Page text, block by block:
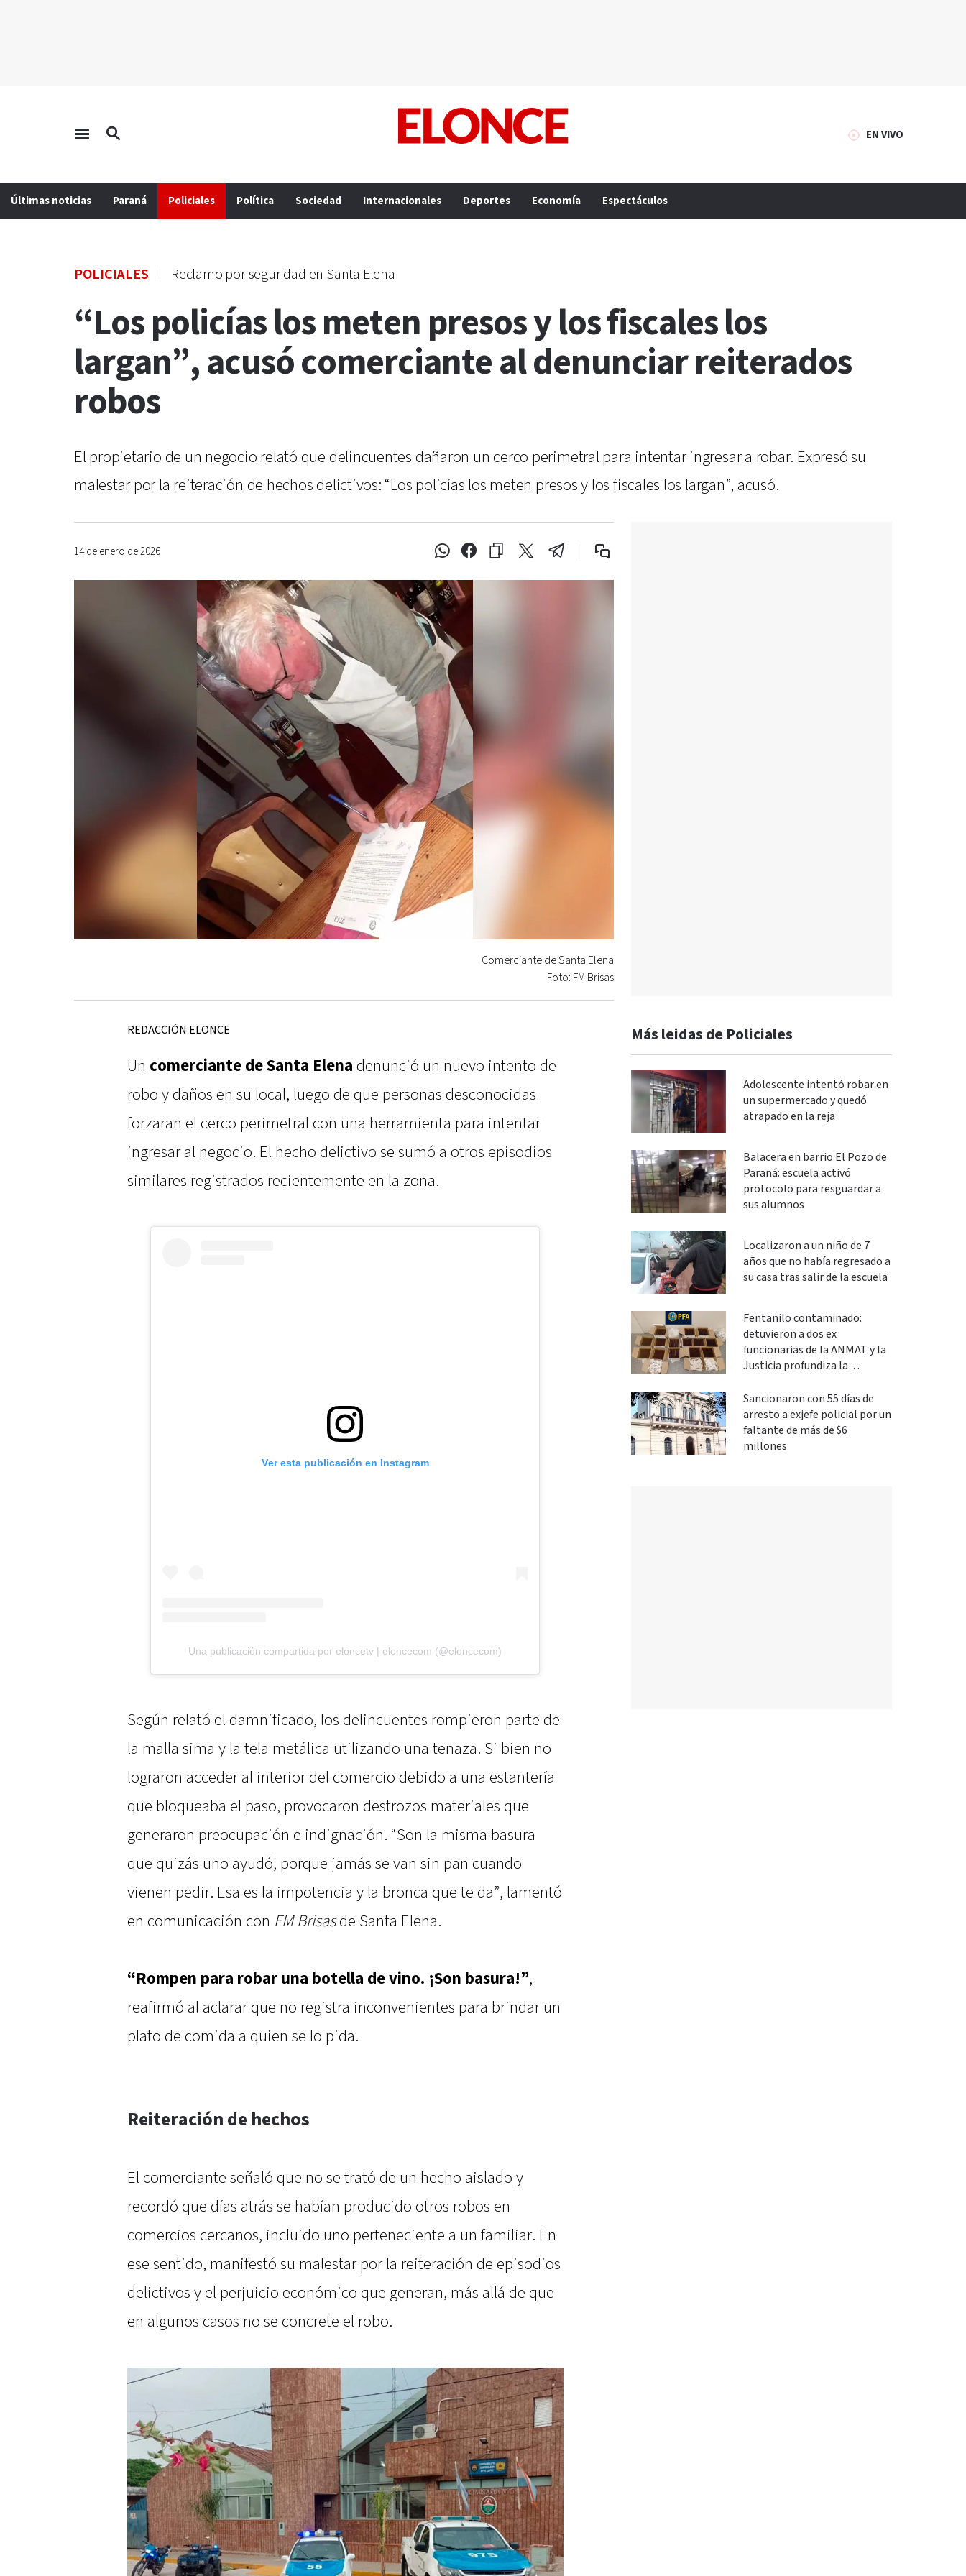
EN VIVO
Últimas noticias Paraná Policiales Política Sociedad Internacionales Deportes Economía Espectáculos
POLICIALES Reclamo por seguridad en Santa Elena
“Los policías los meten presos y los fiscales los
largan”, acusó comerciante al denunciar reiterados
robos
El propietario de un negocio relató que delincuentes dañaron un cerco perimetral para intentar ingresar a robar. Expresó su
malestar por la reiteración de hechos delictivos: “Los policías los meten presos y los fiscales los largan”, acusó.
14 de enero de 2026
Comerciante de Santa Elena
Foto: FM Brisas
REDACCIÓN ELONCE
Un comerciante de Santa Elena denunció un nuevo intento de
robo y daños en su local, luego de que personas desconocidas
forzaran el cerco perimetral con una herramienta para intentar
ingresar al negocio. El hecho delictivo se sumó a otros episodios
similares registrados recientemente en la zona.
Ver esta publicación en Instagram
Una publicación compartida por eloncetv | eloncecom (@eloncecom)
Según relató el damnificado, los delincuentes rompieron parte de
la malla sima y la tela metálica utilizando una tenaza. Si bien no
lograron acceder al interior del comercio debido a una estantería
que bloqueaba el paso, provocaron destrozos materiales que
generaron preocupación e indignación. “Son la misma basura
que quizás uno ayudó, porque jamás se van sin pan cuando
vienen pedir. Esa es la impotencia y la bronca que te da”, lamentó
en comunicación con FM Brisasde Santa Elena.
“Rompen para robar una botella de vino. ¡Son basura!”,
reafirmó al aclarar que no registra inconvenientes para brindar un
plato de comida a quien se lo pida.
Reiteración de hechos
El comerciante señaló que no se trató de un hecho aislado y
recordó que días atrás se habían producido otros robos en
comercios cercanos, incluido uno perteneciente a un familiar. En
ese sentido, manifestó su malestar por la reiteración de episodios
delictivos y el perjuicio económico que generan, más allá de que
en algunos casos no se concrete el robo.
Más leidas de Policiales
Adolescente intentó robar en
un supermercado y quedó
atrapado en la reja
Balacera en barrio El Pozo de
Paraná: escuela activó
protocolo para resguardar a
sus alumnos
Localizaron a un niño de 7
años que no había regresado a
su casa tras salir de la escuela
Fentanilo contaminado:
detuvieron a dos ex
funcionarias de la ANMAT y la
Justicia profundiza la
Sancionaron con 55 días de
arresto a exjefe policial por un
faltante de más de $6
millones